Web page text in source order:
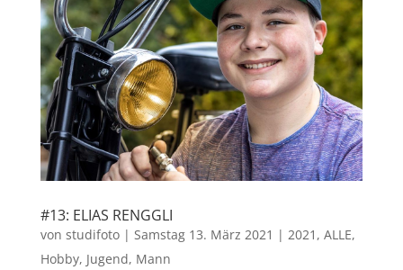
#13: ELIAS RENGGLI
von studifoto| Samstag 13. März 2021 | 2021 , ALLE,
Hobby, Jugend, Mann